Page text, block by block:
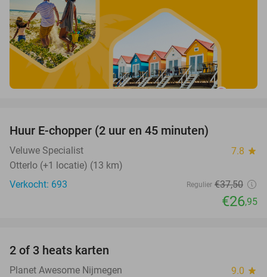
Huur E-chopper (2 uur en 45 minuten)
Veluwe Specialist 7.8 star
Otterlo (+1 locatie) (13 km)
Verkocht: 693
Regulier €37,50
€26,95
2 of 3 heats karten
Planet Awesome Nijmegen 9.0 star